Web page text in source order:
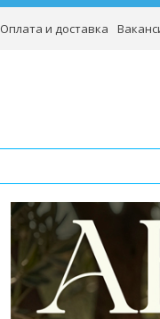
Оплата и доставка